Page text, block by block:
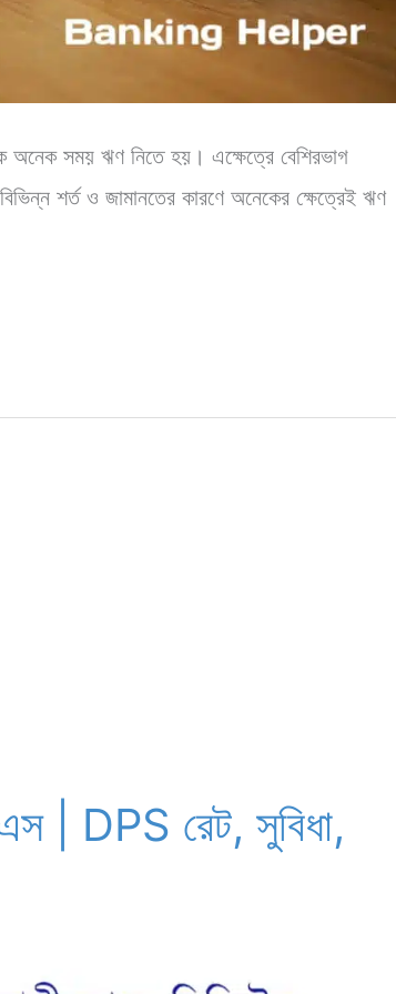
অনেক সময় ঋণ নিতে হয়। এক্ষেত্রে বেশিরভাগ
শর্ত ও জামানতের কারণে অনেকের ক্ষেত্রেই ঋণ
| DPS রেট, সুবিধা,